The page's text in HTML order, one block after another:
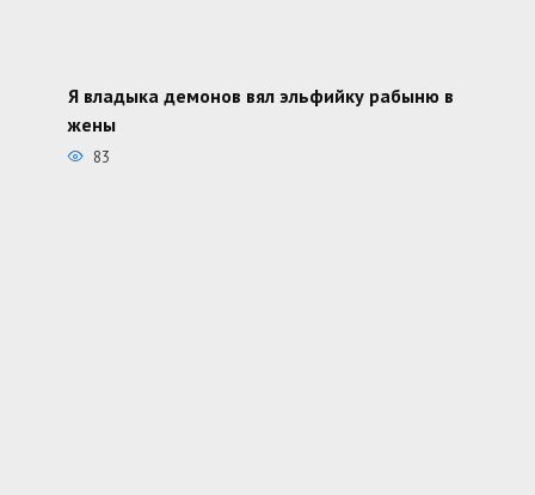
Я владыка демонов вял эльфийку рабыню в
жены
83